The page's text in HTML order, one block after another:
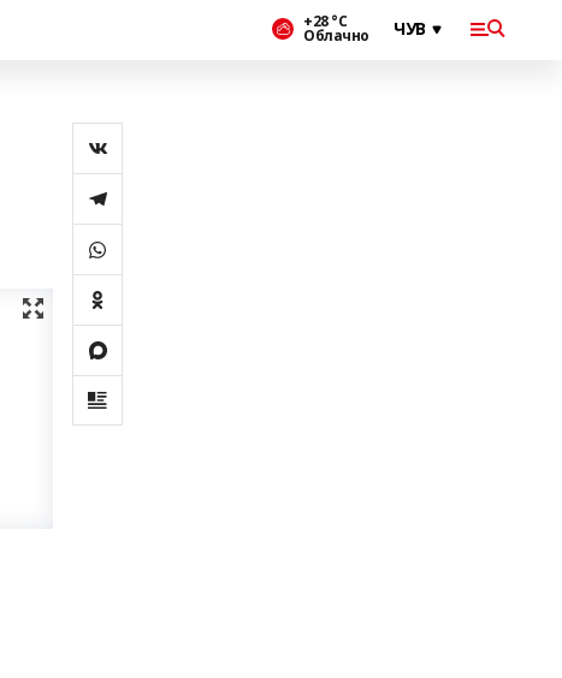
+28 °С
Облачно